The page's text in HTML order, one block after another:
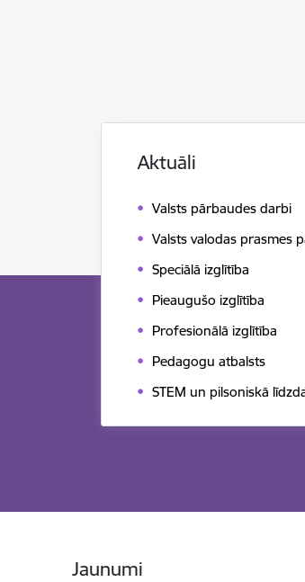
Aktuāli
Valsts pārbaudes darbi
Valsts valodas prasmes
Speciālā izglītība
Pieaugušo izglītība
Profesionālā izglītība
Pedagogu atbalsts
STEM un pilsoniskā
Jaunumi